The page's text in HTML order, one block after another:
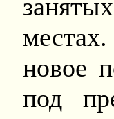
новое
под